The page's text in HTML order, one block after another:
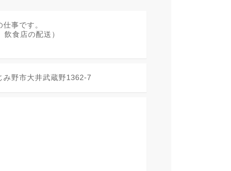
事です。
飲食店の配送）
み野市大井武蔵野1362-7